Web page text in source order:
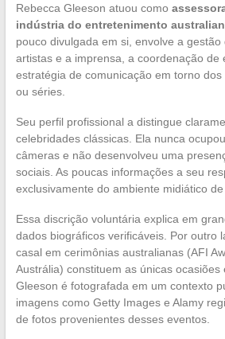
Rebecca Gleeson atuou como
indústria do entretenimento
pouco divulgada em si, envolve a
artistas e a imprensa, a coordenação de
estratégia de comunicação em torno
ou séries.
Seu perfil profissional a distingue
celebridades clássicas. Ela nunca
câmeras e não desenvolveu uma
sociais. As poucas informações a seu
exclusivamente do ambiente midiático de
Essa discrição voluntária explica em
dados biográficos verificáveis. Por outro
casal em cerimônias australianas (AFI
Austrália) constituem as únicas ocasiões
Gleeson é fotografada em um contexto
imagens como Getty Images e Alamy
de fotos provenientes desses eventos.